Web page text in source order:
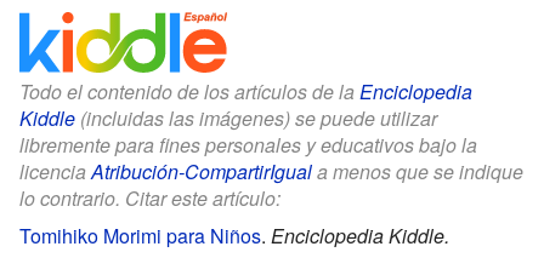
Todo el contenido de los artículos de la Enciclopedia
Kiddle (incluidas las imágenes) se puede utilizar
libremente para fines personales y educativos bajo la
licenciaAtribución-CompartirIguala menos que se indique
lo contrario. Citar este artículo:
Tomihiko Morimi para Niños. Enciclopedia Kiddle.